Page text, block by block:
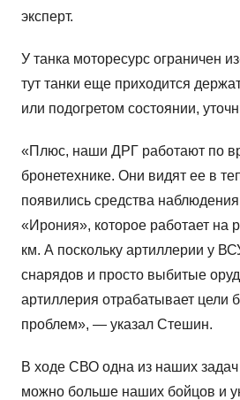
эксперт.
У танка моторесурс ограничен
тут танки еще приходится
или подогретом состоянии,
«Плюс, наши ДРГ работают по
бронетехнике. Они видят ее в
появились средства
«Ирония», которое работает на
км. А поскольку артиллерии у
снарядов и просто выбитые
артиллерия отрабатывает цели
проблем», — указал Стешин.
В ходе СВО одна из наших задач
можно больше наших бойцов и